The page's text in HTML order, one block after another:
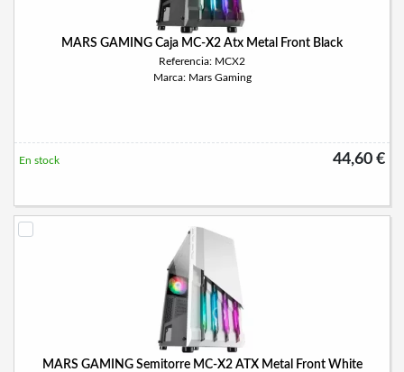
MARS GAMING Caja MC-X2 Atx Metal Front Black
Referencia: MCX2
Marca: Mars Gaming
44,60 €
En stock
MARS GAMING Semitorre MC-X2 ATX Metal Front White